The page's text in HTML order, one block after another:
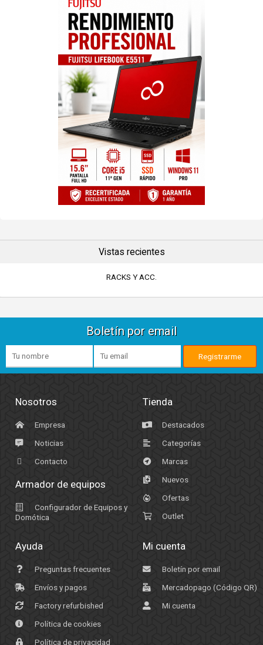
Vistas recientes
RACKS Y ACC.
Boletín por email
Nosotros
Empresa
Noticias
Contacto
Armador de equipos
Configurador de Equipos y
Domótica
Tienda
Destacados
Categorías
Marcas
Nuevos
Ofertas
Outlet
Ayuda
Preguntas frecuentes
Envíos y pagos
Factory refurbished
Política de cookies
Política de privacidad
Mi cuenta
Boletín por email
Mercadopago (Código QR)
Mi cuenta